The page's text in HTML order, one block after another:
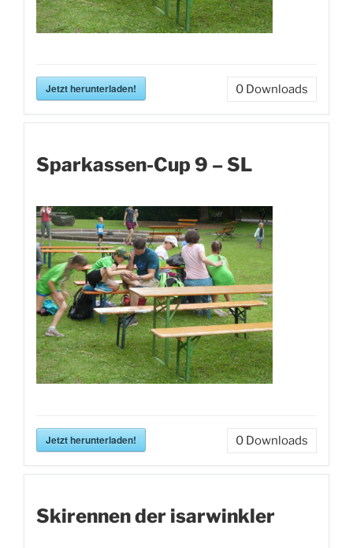
Jetzt herunterladen! 0 Downloads
Sparkassen-Cup 9 – SL
Jetzt herunterladen! 0 Downloads
Skirennen der isarwinkler